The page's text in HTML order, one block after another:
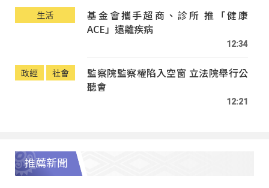
生活
基金會攜手超商、診所 推「健康
ACE」遠離疾病
12:34
政經 社會
監察院監察權陷入空窗 立法院舉行公
聽會
12:21
推薦新聞